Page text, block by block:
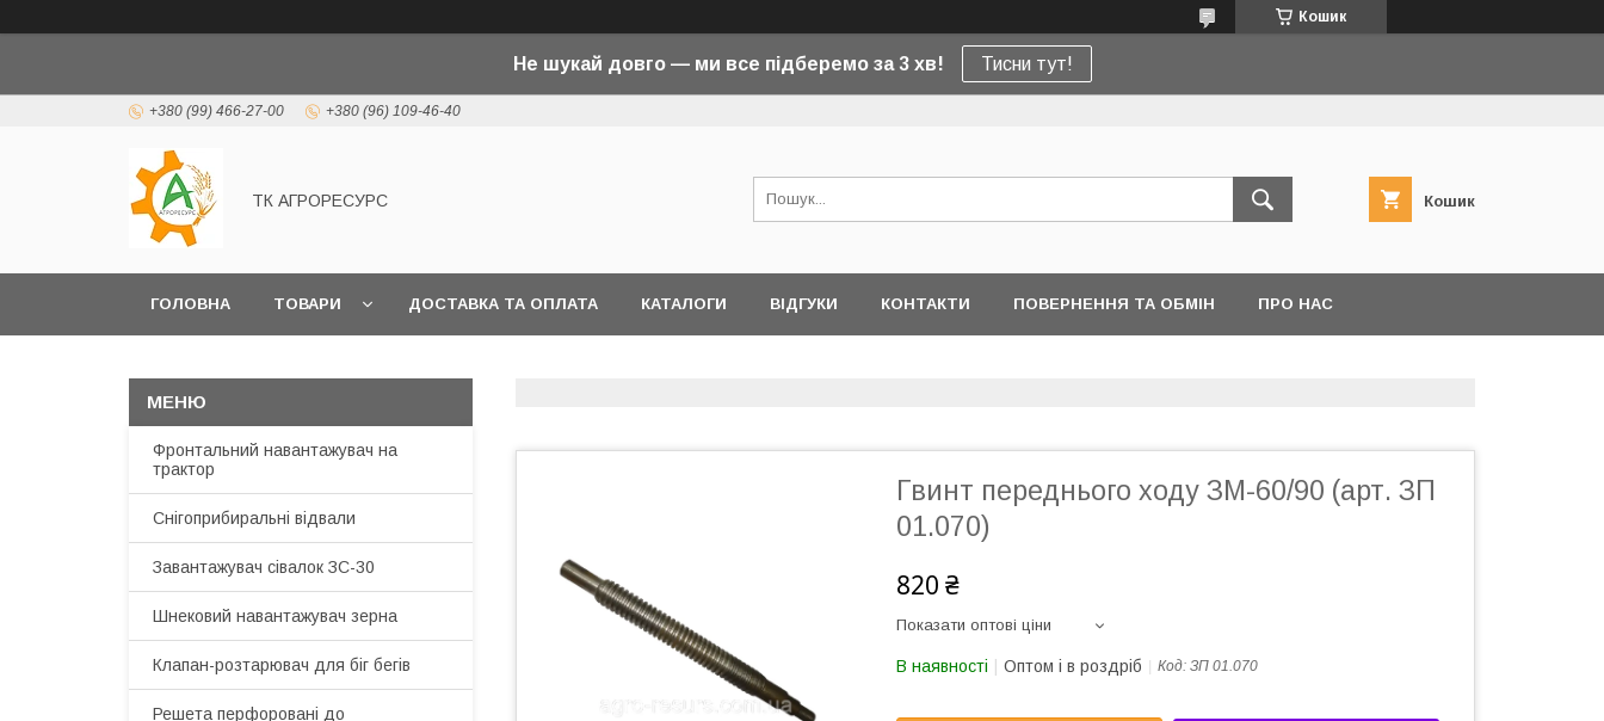
Кошик
Не шукай довго — ми все підберемо за 3 хв! Тисни тут!
+380 (99) 466-27-00 +380 (96) 109-46-40
ТК АГРОРЕСУРС Кошик
ГОЛОВНА ТОВАРИ ДОСТАВКА ТА ОПЛАТА КАТАЛОГИ ВІДГУКИ КОНТАКТИ ПОВЕРНЕННЯ ТА ОБМІН ПРО НАС
Гвинт переднього ходу ЗМ-60/90 (арт. ЗП
01.070)
820 ₴
Показати оптові ціни
В наявності Оптом і в роздріб Код: ЗП 01.070
Фронтальний навантажувач на
трактор
Снігоприбиральні відвали
Завантажувач сівалок ЗС-30
Шнековий навантажувач зерна
Клапан-розтарювач для біг бегів
Решета перфоровані до